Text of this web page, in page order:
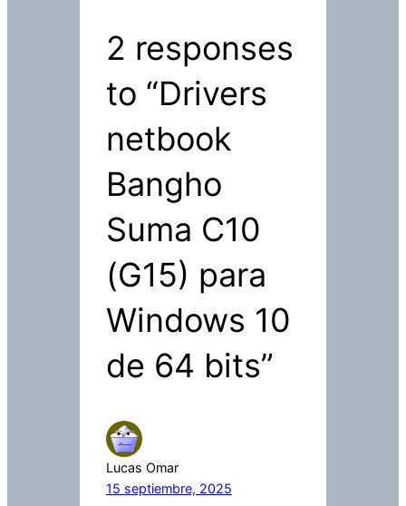
2 responses
to “Drivers
netbook
Bangho
Suma C10
(G15) para
Windows 10
de 64 bits”
Lucas Omar
15 septiembre, 2025